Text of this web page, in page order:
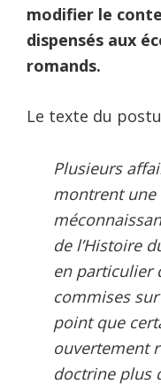
modifier le
dispensés aux
romands.
Le texte du
Plusieurs
montrent une
de l’Histoire
en particulier
commises
point que
ouvertement
doctrine plus